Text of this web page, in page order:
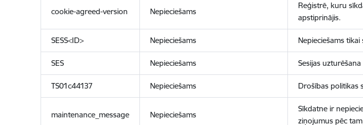
cookie-agreed-version Nepieciešams
Reģistrē, kuru
apstiprinājis.
SESS<ID> Nepieciešams Nepieciešams
SES Nepieciešams Sesijas
TS01c44137 Nepieciešams Drošības politikas
maintenance_message Nepieciešams
Sīkdatne ir
ziņojumus pēc